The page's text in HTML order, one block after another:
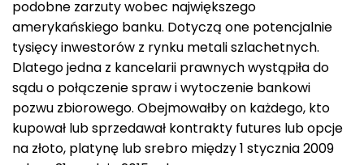
podobne zarzuty wobec największego
amerykańskiego banku. Dotyczą one potencjalnie
tysięcy inwestorów z rynku metali szlachetnych.
Dlatego jedna z kancelarii prawnych wystąpiła do
sądu o połączenie spraw i wytoczenie bankowi
pozwu zbiorowego. Obejmowałby on każdego, kto
kupował lub sprzedawał kontrakty futures lub opcje
na złoto, platynę lub srebro między 1 stycznia 2009